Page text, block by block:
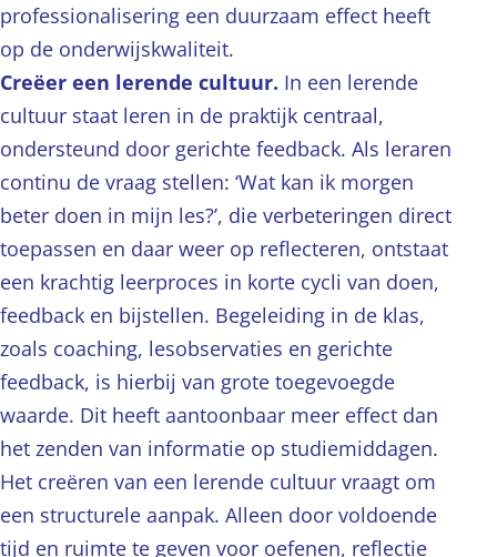
professionalisering een duurzaam effect heeft
op de onderwijskwaliteit.
Creëer een lerende cultuur. In een lerende
cultuur staat leren in de praktijk centraal,
ondersteund door gerichte feedback. Als leraren
continu de vraag stellen: ‘Wat kan ik morgen
beter doen in mijn les?’, die verbeteringen direct
toepassen en daar weer op reflecteren, ontstaat
een krachtig leerproces in korte cycli van doen,
feedback en bijstellen. Begeleiding in de klas,
zoals coaching, lesobservaties en gerichte
feedback, is hierbij van grote toegevoegde
waarde. Dit heeft aantoonbaar meer effect dan
het zenden van informatie op studiemiddagen.
Het creëren van een lerende cultuur vraagt om
een structurele aanpak. Alleen door voldoende
tijd en ruimte te geven voor oefenen, reflectie